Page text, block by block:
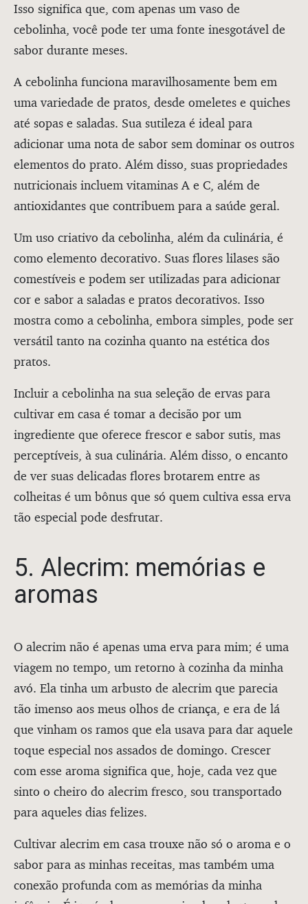
Isso significa que, com apenas um vaso de
cebolinha, você pode ter uma fonte inesgotável de
sabor durante meses.
A cebolinha funciona maravilhosamente bem em
uma variedade de pratos, desde omeletes e quiches
até sopas e saladas. Sua sutileza é ideal para
adicionar uma nota de sabor sem dominar os outros
elementos do prato. Além disso, suas propriedades
nutricionais incluem vitaminas A e C, além de
antioxidantes que contribuem para a saúde geral.
Um uso criativo da cebolinha, além da culinária, é
como elemento decorativo. Suas flores lilases são
comestíveis e podem ser utilizadas para adicionar
cor e sabor a saladas e pratos decorativos. Isso
mostra como a cebolinha, embora simples, pode ser
versátil tanto na cozinha quanto na estética dos
pratos.
Incluir a cebolinha na sua seleção de ervas para
cultivar em casa é tomar a decisão por um
ingrediente que oferece frescor e sabor sutis, mas
perceptíveis, à sua culinária. Além disso, o encanto
de ver suas delicadas flores brotarem entre as
colheitas é um bônus que só quem cultiva essa erva
tão especial pode desfrutar.
5. Alecrim: memórias e
aromas
O alecrim não é apenas uma erva para mim; é uma
viagem no tempo, um retorno à cozinha da minha
avó. Ela tinha um arbusto de alecrim que parecia
tão imenso aos meus olhos de criança, e era de lá
que vinham os ramos que ela usava para dar aquele
toque especial nos assados de domingo. Crescer
com esse aroma significa que, hoje, cada vez que
sinto o cheiro do alecrim fresco, sou transportado
para aqueles dias felizes.
Cultivar alecrim em casa trouxe não só o aroma e o
sabor para as minhas receitas, mas também uma
conexão profunda com as memórias da minha